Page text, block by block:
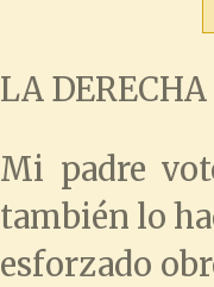
LA
Mi padre
también lo
esforzado